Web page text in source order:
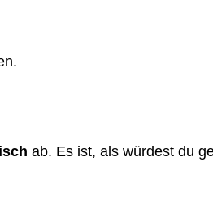
ab. Es ist, als würdest du